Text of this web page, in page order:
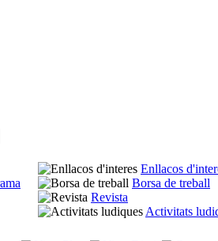
Enllacos
Borsa de treball
Revista
Activitats